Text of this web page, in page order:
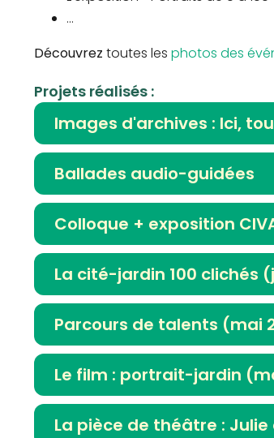
…
Découvrez toutes les photos des
Projets réalisés :
Images d'archives : Ici,
Ballades audio-guidées
Colloque + exposition
La cité-jardin 100 clichés
Parcours de talents (mai
Le film : portrait-jardin
La pièce de théâtre :